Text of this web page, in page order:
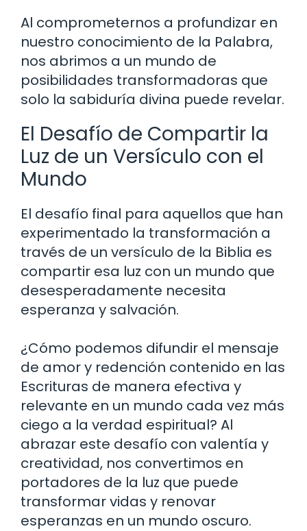
Al comprometernos a profundizar en
nuestro conocimiento de la Palabra,
nos abrimos a un mundo de
posibilidades transformadoras que
solo la sabiduría divina puede revelar.
El Desafío de Compartir la
Luz de un Versículo con el
Mundo
El desafío final para aquellos que han
experimentado la transformación a
través de un versículo de la Biblia es
compartir esa luz con un mundo que
desesperadamente necesita
esperanza y salvación.
¿Cómo podemos difundir el mensaje
de amor y redención contenido en las
Escrituras de manera efectiva y
relevante en un mundo cada vez más
ciego a la verdad espiritual? Al
abrazar este desafío con valentía y
creatividad, nos convertimos en
portadores de la luz que puede
transformar vidas y renovar
esperanzas en un mundo oscuro.